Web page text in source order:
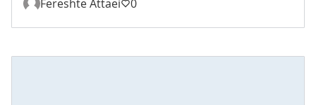
Fereshte Attaei 0